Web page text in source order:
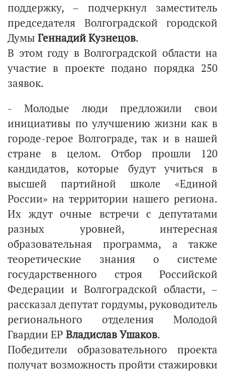
поддержку, – подчеркнул заместитель
председателя Волгоградской городской
Думы Геннадий Кузнецов.
В этом году в Волгоградской области на
участие в проекте подано порядка 250
заявок.
- Молодые люди предложили свои
инициативы по улучшению жизни как в
городе-герое Волгограде, так и в нашей
стране в целом. Отбор прошли 120
кандидатов, которые будут учиться в
высшей партийной школе «Единой
России» на территории нашего региона.
Их ждут очные встречи с депутатами
разных уровней, интересная
образовательная программа, а также
теоретические знания о системе
государственного строя Российской
Федерации и Волгоградской области, –
рассказал депутат гордумы, руководитель
регионального отделения Молодой
Гвардии ЕР Владислав Ушаков.
Победители образовательного проекта
получат возможность пройти стажировки